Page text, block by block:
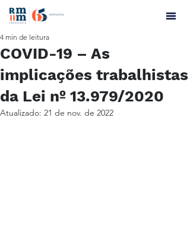
COVID-19 – As
implicações trabalhistas
da Lei nº 13.979/2020
4 min de leitura
Atualizado: 21 de nov. de 2022